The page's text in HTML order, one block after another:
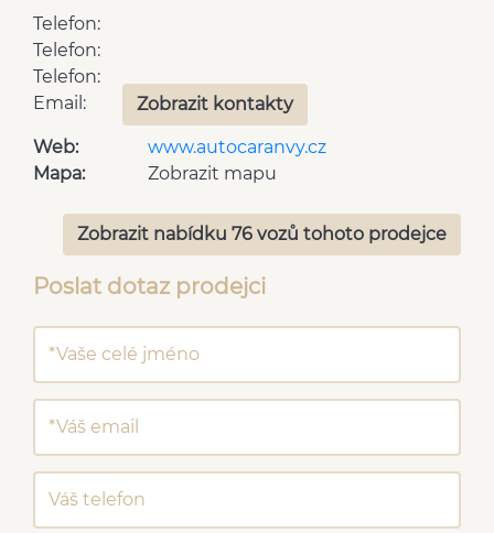
Telefon:
Telefon:
Telefon:
Email:
Zobrazit kontakty
Web:
www.autocaranvy.cz
Mapa:
Zobrazit mapu
Zobrazit nabídku 76 vozů tohoto prodejce
Poslat dotaz prodejci